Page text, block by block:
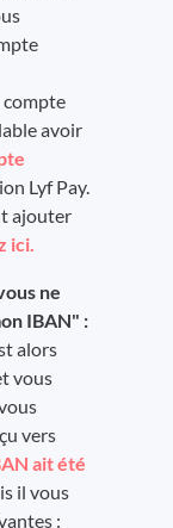
compte
avoir
Lyf Pay.
ajouter
ici.
ne
IBAN" :
alors
vous
vers
ait été
il vous
: